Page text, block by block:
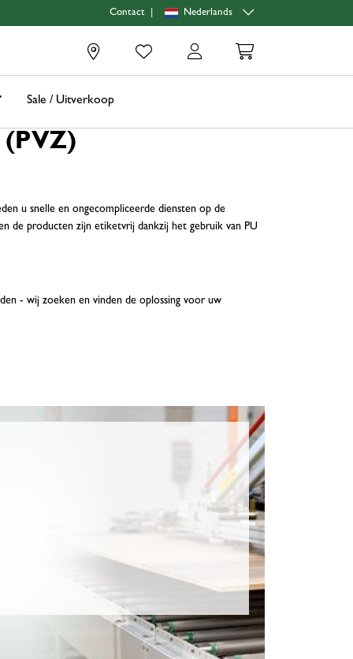
Contact Nederlands
Sale / Uitverkoop
(PVZ)
u snelle en ongecompliceerde diensten op de
de producten zijn etiketvrij dankzij het gebruik van PU
- wij zoeken en vinden de oplossing voor uw